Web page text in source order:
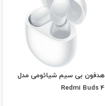
هدفون بی سیم شیائومی مدل
Redmi Buds 4